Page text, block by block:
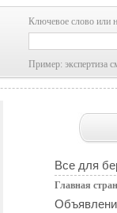
Ключевое слово или
Пример: экспертиза
Все для
Главная